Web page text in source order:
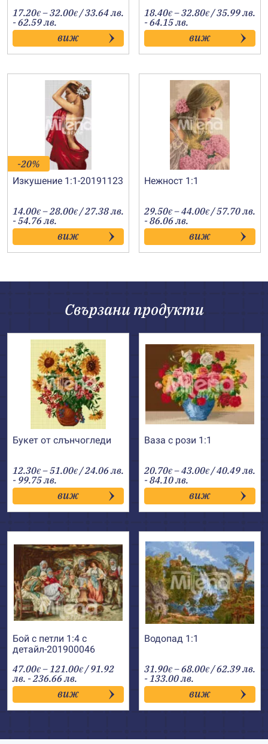
17.20€ –32.00€Price
range:
17.20€
through
32.00€
/ 33.64 лв.
- 62.59 лв.
виж
18.40€ –32.80€Price
range:
18.40€
through
32.80€
/ 35.99 лв.
- 64.15 лв.
виж
-20%
Изкушение 1:1-20191123
14.00€ –28.00€Price
range:
14.00€
through
28.00€
/ 27.38 лв.
- 54.76 лв.
виж
Нежност 1:1
29.50€ –44.00€Price
range:
29.50€
through
44.00€
/ 57.70 лв.
- 86.06 лв.
виж
Свързани продукти
Букет от слънчогледи
12.30€ –51.00€Price
range:
12.30€
through
51.00€
/ 24.06 лв.
- 99.75 лв.
виж
Ваза с рози 1:1
20.70€ –43.00€Price
range:
20.70€
through
43.00€
/ 40.49 лв.
- 84.10 лв.
виж
Бой с петли 1:4 с
детайл-201900046
47.00€ –121.00€Price
range:
47.00€
through
121.00€
/ 91.92
лв. - 236.66 лв.
виж
Водопад 1:1
31.90€ –68.00€Price
range:
31.90€
through
68.00€
/ 62.39 лв.
- 133.00 лв.
виж